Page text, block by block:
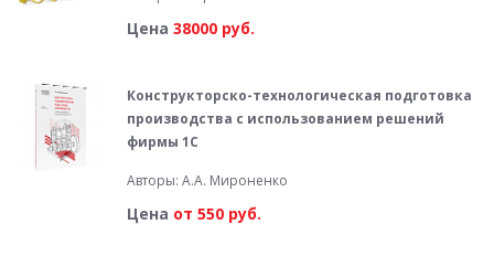
Цена 38000 руб.
Конструкторско-технологическая подготовка
производства с использованием решений
фирмы 1С
Авторы: А.А. Мироненко
Цена от 550 руб.